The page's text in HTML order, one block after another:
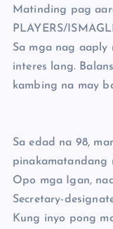
Matinding pag
PLAYERS/
Sa mga nag aaply
interes lang.
kambing na may
Sa edad na 98,
pinakamatandang
Opo mga Igan,
Secretary-
Kung inyo pong